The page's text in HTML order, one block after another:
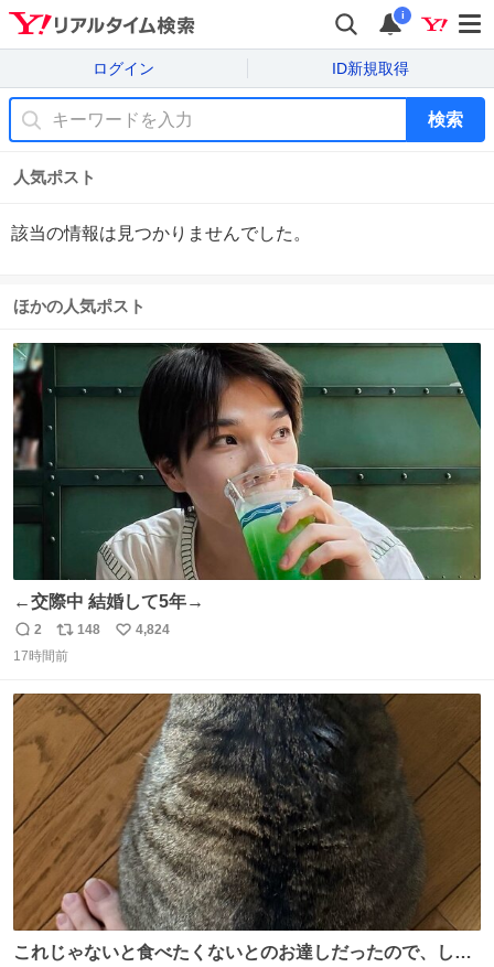
i
ログイン ID新規取得
検索
人気ポスト
該当の情報は見つかりませんでした。
ほかの人気ポスト
←交際中 結婚して5年→
返
信
2
リ
ポ
ト
148
い
数
4,824
17時間前
これじゃないと食べたくないとのお達しだったので、しっ